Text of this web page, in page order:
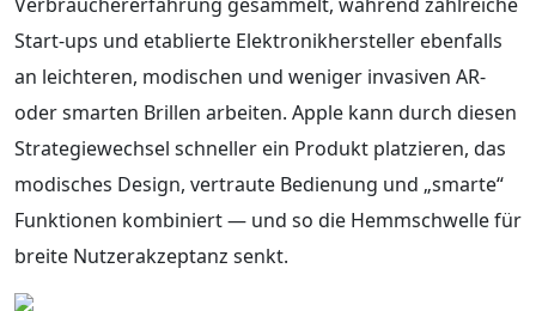
Start-ups und etablierte Elektronikhersteller ebenfalls
an leichteren, modischen und weniger invasiven AR-
oder smarten Brillen arbeiten. Apple kann durch diesen
Strategiewechsel schneller ein Produkt platzieren, das
modisches Design, vertraute Bedienung und „smarte“
Funktionen kombiniert — und so die Hemmschwelle für
breite Nutzerakzeptanz senkt.